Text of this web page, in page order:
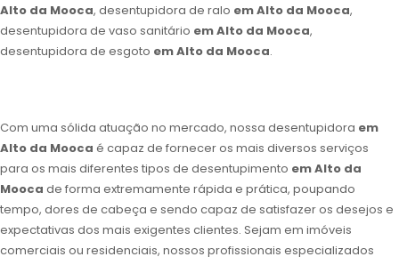
Alto da Mooca, desentupidora de ralo em Alto da Mooca,
desentupidora de vaso sanitário em Alto da Mooca,
desentupidora de esgoto em Alto da Mooca.
Com uma sólida atuação no mercado, nossa desentupidora em
Alto da Mooca é capaz de fornecer os mais diversos serviços
para os mais diferentes tipos de desentupimento em Alto da
Mooca de forma extremamente rápida e prática, poupando
tempo, dores de cabeça e sendo capaz de satisfazer os desejos e
expectativas dos mais exigentes clientes. Sejam em imóveis
comerciais ou residenciais, nossos profissionais especializados